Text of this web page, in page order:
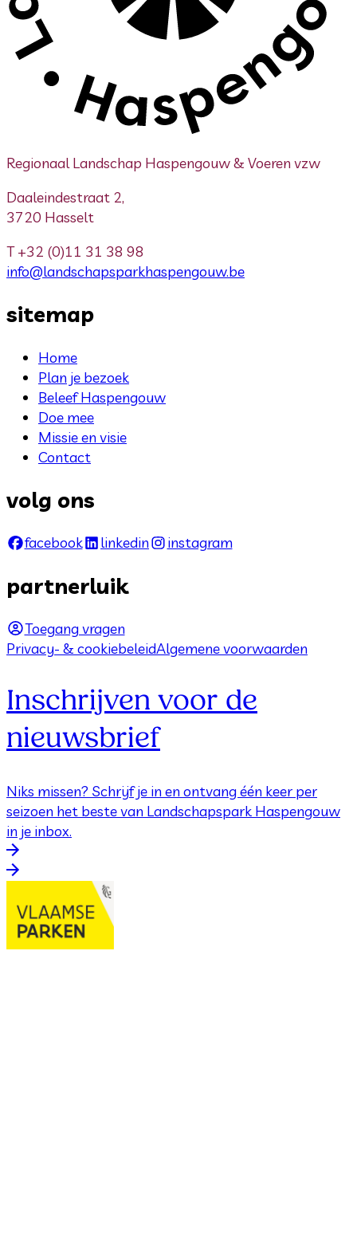
Regionaal Landschap Haspengouw & Voeren vzw
Daaleindestraat 2,
3720 Hasselt
T+32 (0)11 31 38 98
info@landschapsparkhaspengouw.be
sitemap
Home
Plan je bezoek
Beleef Haspengouw
Doe mee
Missie en visie
Contact
volg ons
facebook linkedin instagram
partnerluik
Toegang vragen
Privacy- & cookiebeleidAlgemene voorwaarden
Inschrijven voor de
nieuwsbrief
Niks missen? Schrijf je in en ontvang één keer per
seizoen het beste van Landschapspark Haspengouw
in je inbox.